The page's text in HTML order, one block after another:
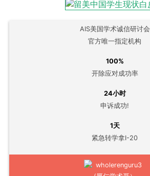
AIS美国学术诚信研讨会
官方唯一指定机构
100%
开除应对成功率
24小时
申诉成功!
1天
紧急转学拿I-20